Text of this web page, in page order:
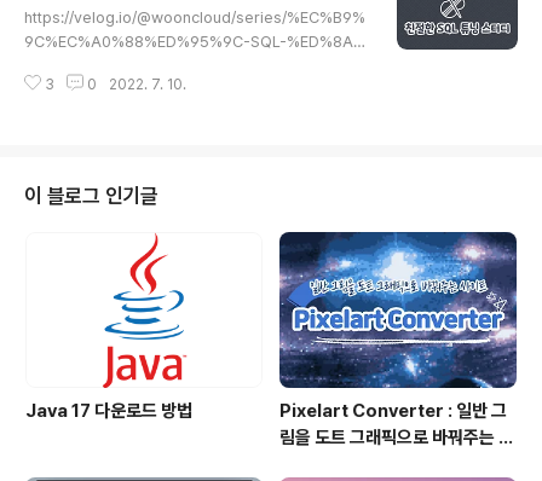
2년 5월 8일 velog.io 소트 연산에 대한 이해 SQL 수행
도중 가공된 데이터 집합이 필요할때, 오라클은 PGA나 T
조인, 해시조인, 데이터 소트와 그룹핑이다. 소트 수행 과정
https://velog.io/@wooncloud/series/%EC%B9%
9C%EC%A0%88%ED%95%9C-SQL-%ED%8A%
EB%94%94 시리즈 | 친절한 SQL 튜닝 스터디 - woon
2년 5월 8일 velog.io NL 조인 조인은 기본은 NL조인이
다. NL조인은 인덱스를 이용한 조인이다. 소트 머지 조인,
해시 조인도 NL조인과 프로세싱 과정은 다르지 않다. 기본
메커니즘 아래 사원과 고객 테이블이있다. 이 두 테이블에
서 1996년 1월 1일 이후 ..
3 0 2022. 7. 10.
이 블로그 인기글
Java 17 다운로드 방법
Pixelart Converter : 일반 그
림을 도트 그래픽으로 바꿔주는 사